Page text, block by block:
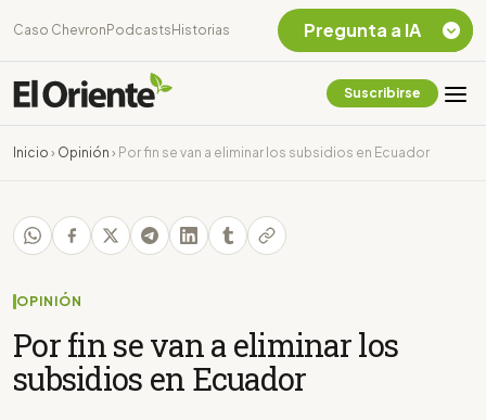
Caso Chevron Podcasts Historias
Suscribirse
Inicio › Opinión › Por fin se van a eliminar los subsidios en Ecuador
OPINIÓN
Por fin se van a eliminar los
subsidios en Ecuador
Pregunta a IA
Chevron Ecuador